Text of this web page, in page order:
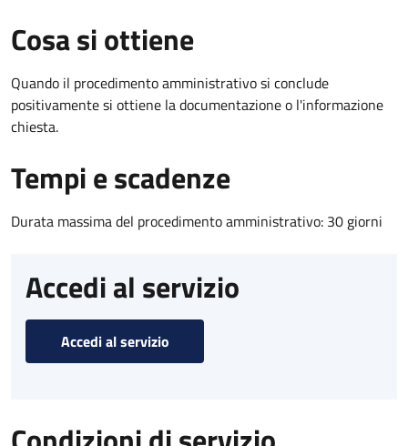
Cosa si ottiene
Quando il procedimento amministrativo si conclude
positivamente si ottiene la documentazione o l'informazione
chiesta.
Tempi e scadenze
Durata massima del procedimento amministrativo: 30 giorni
Accedi al servizio
Accedi al servizio